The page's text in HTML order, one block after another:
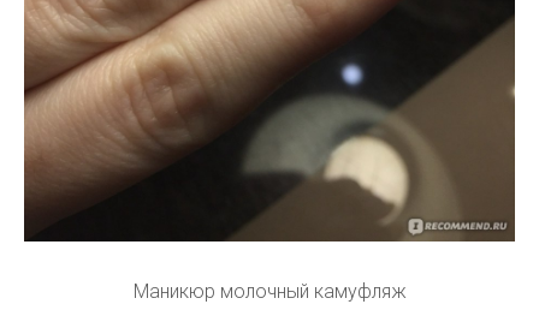
Маникюр молочный камуфляж